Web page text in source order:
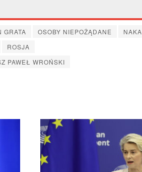
GRATA OSOBY NIEPOŻĄDANE
ROSJA
PAWEŁ WROŃSKI